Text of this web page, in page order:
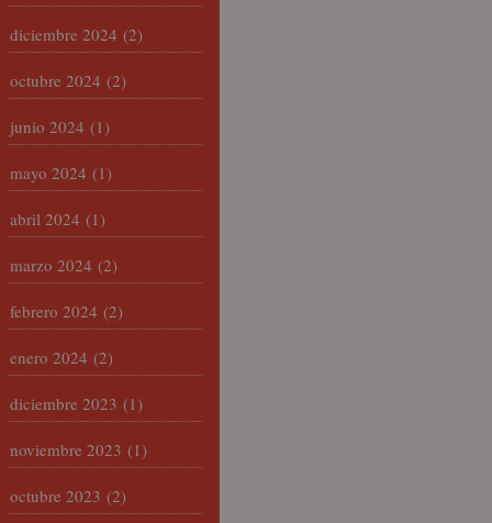
diciembre 2024 (2)
octubre 2024 (2)
junio 2024 (1)
mayo 2024 (1)
abril 2024 (1)
marzo 2024 (2)
febrero 2024 (2)
enero 2024 (2)
diciembre 2023 (1)
noviembre 2023 (1)
octubre 2023 (2)